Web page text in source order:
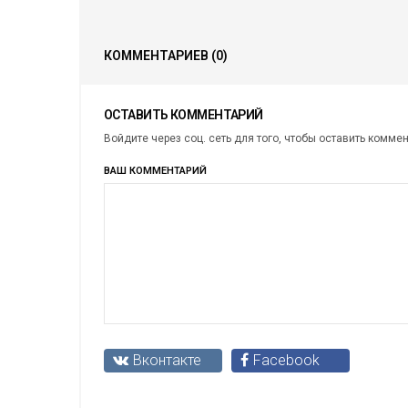
КОММЕНТАРИЕВ (0)
ОСТАВИТЬ КОММЕНТАРИЙ
Войдите через соц. сеть для того, чтобы оставить
ВАШ КОММЕНТАРИЙ
Вконтакте Facebook